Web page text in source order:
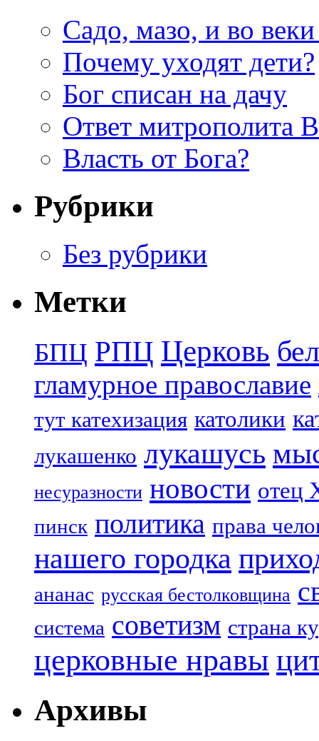
Садо, мазо, и во веки
Почему уходят дети?
Бог списан на дачу
Ответ митрополита
Власть от Бога?
Рубрики
Без рубрики
Метки
БПЦ РПЦ Церковь
гламурное православие
тут катехизация католики
лукашенко лукашусь
несуразности новости отец
пинск политика права
нашего городка
ананас русская бестолковщина
система советизм страна
церковные нравы
Архивы